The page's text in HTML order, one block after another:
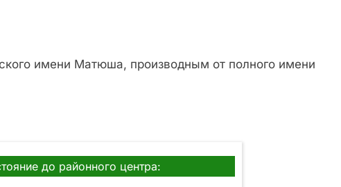
имени Матюша, производным от полного имени
до районного центра: